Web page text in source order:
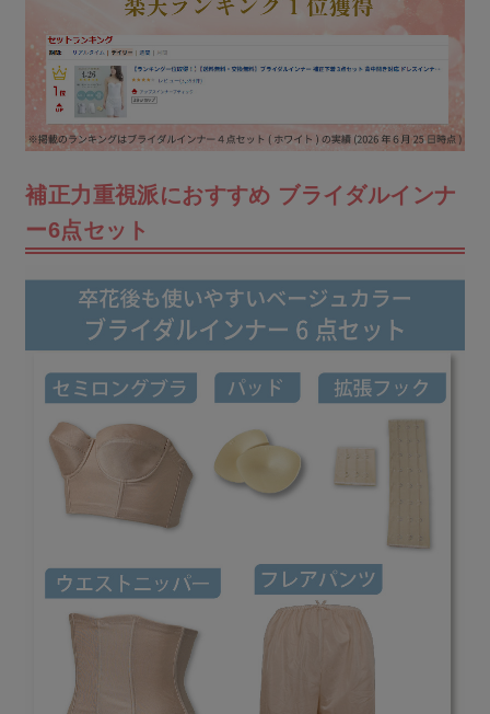
補正力重視派におすすめ ブライダルインナ
ー6点セット